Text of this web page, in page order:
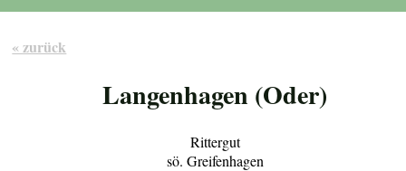
« zurück
Langenhagen (Oder)
Rittergut
sö. Greifenhagen